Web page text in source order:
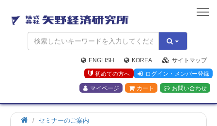
矢
野
経
済
研
究
所
ENGLISH KOREA
サイトマップ
初めての方へ
ログイン・メンバー登録
マイページ カート お問い合わせ
ホ
セミナーのご案内